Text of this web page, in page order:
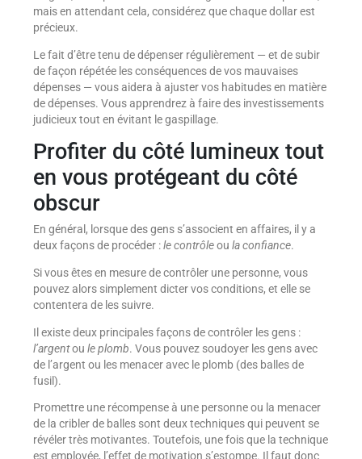
mais en attendant cela, considérez que chaque dollar est
précieux.
Le fait d’être tenu de dépenser régulièrement — et de subir
de façon répétée les conséquences de vos mauvaises
dépenses — vous aidera à ajuster vos habitudes en matière
de dépenses. Vous apprendrez à faire des investissements
judicieux tout en évitant le gaspillage.
Profiter du côté lumineux tout
en vous protégeant du côté
obscur
En général, lorsque des gens s’associent en affaires, il y a
deux façons de procéder :le contrôleou la confiance.
Si vous êtes en mesure de contrôler une personne, vous
pouvez alors simplement dicter vos conditions, et elle se
contentera de les suivre.
Il existe deux principales façons de contrôler les gens :
l’argentou le plomb. Vous pouvez soudoyer les gens avec
de l’argent ou les menacer avec le plomb (des balles de
fusil).
Promettre une récompense à une personne ou la menacer
de la cribler de balles sont deux techniques qui peuvent se
révéler très motivantes. Toutefois, une fois que la technique
est employée, l’effet de motivation s’estompe. Il faut donc